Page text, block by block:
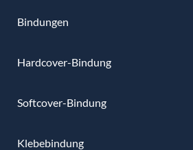
Bindungen
Hardcover-Bindung
Softcover-Bindung
Klebebindung